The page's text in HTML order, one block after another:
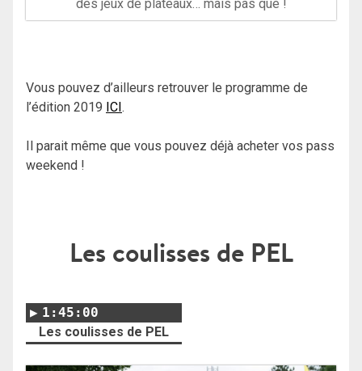
des jeux de plateaux… mais pas que !
Vous pouvez d’ailleurs retrouver le programme de
l’édition 2019 ICI .
Il parait même que vous pouvez déjà acheter vos pass
weekend !
Les coulisses de PEL
1:45:00
Les coulisses de PEL